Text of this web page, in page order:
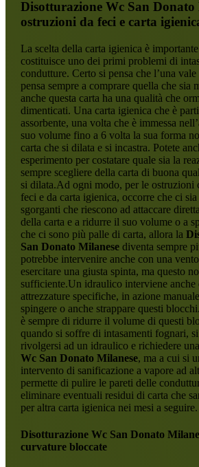
Disotturazione Wc San Donato
ostruzioni da feci e carta
La scelta della carta igienica è importante
costituisce uno dei primi problemi di
condutture. Certo si pensa che l’una vale
pensa sempre a comprare quella che sia
anche questa carta ha una qualità che
dimenticati. Una carta igienica che è
assorbente, una volta che è immessa
suo volume fino a 6 volta la sua forma
carta che si dilata e si incastra. Potete
esperimento per costatare quale sia la
sempre scegliere della carta di buona
si dilata.Ad ogni modo, per le ostruzioni
feci e da carta igienica, occorre che ci
sgorganti che riescono ad attaccare
della carta e a ridurre il suo volume o a
che ci sono più palle di carta, allora la
San Donato Milanesediventa sempre
potrebbe intervenire anche con una
esercitare una giusta spinta, ma questo
sufficiente.Un idraulico interviene anche
attrezzature specifiche, in azione
spingere o anche strappare questi
è sempre di ridurre il volume di questi
quando si soffre di intasamenti fognari,
rivolgersi ad un idraulico e richiedere una
Wc San Donato Milanese, ma a cui si
intervento di sanificazione a vapore ad
permette di pulire le pareti delle
eliminare eventuali residui di carta che
per altra carta igienica nei mesi a seguire.
Disotturazione Wc San Donato
curvature bloccate